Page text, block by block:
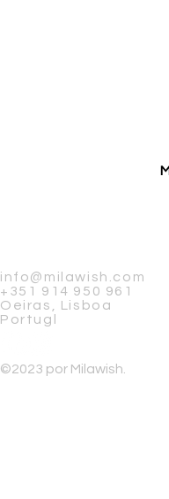
info@milawish.com
+351 914 950 961
Oeiras, Lisboa
Portugl
©2023 por Milawish.